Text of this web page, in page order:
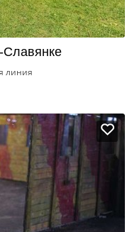
Славянке
линия